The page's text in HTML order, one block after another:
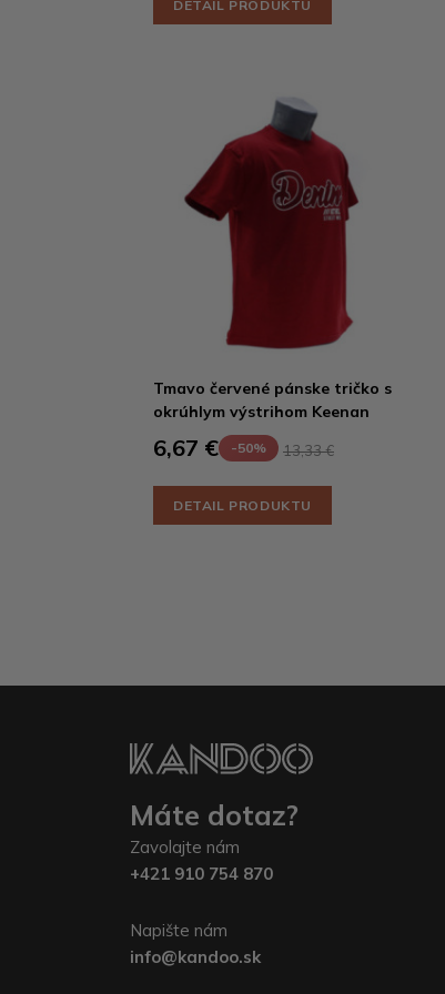
DETAIL PRODUKTU
Tmavo červené pánske tričko s
okrúhlym výstrihom Keenan
6,67 € -50% 13,33 €
DETAIL PRODUKTU
Máte dotaz?
Zavolajte nám
+421 910 754 870
Napište nám
info@kandoo.sk